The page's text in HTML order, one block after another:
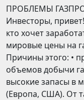
ПРОБЛЕМЫ
Инвесторы,
кто хочет
мировые цены на
Причины этого: •
объемов добычи
высокие запасы в
(Европа, США). От